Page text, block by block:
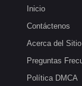
Inicio
Contáctenos
Acerca del Sitio
Preguntas
Política DMCA